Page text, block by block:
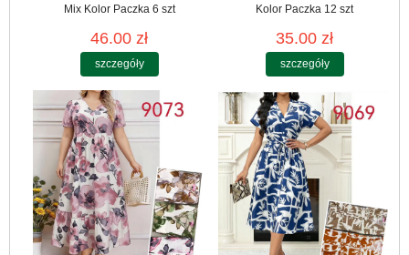
Mix Kolor Paczka 6 szt
46.00 zł
szczegóły
Kolor Paczka 12 szt
35.00 zł
szczegóły